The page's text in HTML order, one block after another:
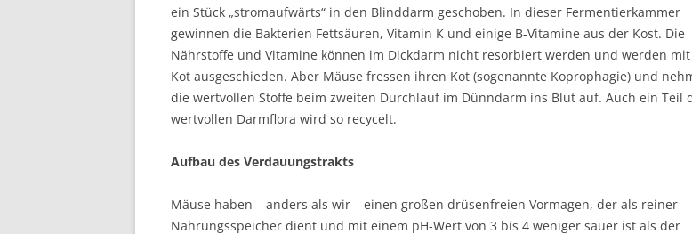
ein Stück „stromaufwärts“ in den Blinddarm geschoben. In dieser Fermentierkammer
gewinnen die Bakterien Fettsäuren, Vitamin K und einige B-Vitamine aus der Kost. Die
Nährstoffe und Vitamine können im Dickdarm nicht resorbiert werden und werden
Kot ausgeschieden. Aber Mäuse fressen ihren Kot (sogenannte Koprophagie) und
die wertvollen Stoffe beim zweiten Durchlauf im Dünndarm ins Blut auf. Auch ein Teil
wertvollen Darmflora wird so recycelt.
Aufbau des Verdauungstrakts
Mäuse haben – anders als wir – einen großen drüsenfreien Vormagen, der als reiner
Nahrungsspeicher dient und mit einem pH-Wert von 3 bis 4 weniger sauer ist als der